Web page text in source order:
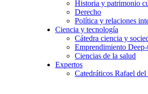
Historia y patrimonio
Derecho
Política y relaciones
Ciencia y tecnología
Cátedra ciencia y
Emprendimiento Deep-
Ciencias de la salud
Expertos
Catedráticos Rafael